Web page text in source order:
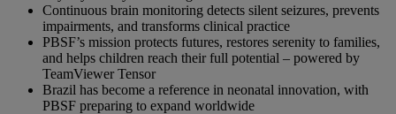
Continuous brain monitoring detects silent seizures, prevents
impairments, and transforms clinical practice
PBSF’s mission protects futures, restores serenity to families,
and helps children reach their full potential – powered by
TeamViewer Tensor
Brazil has become a reference in neonatal innovation, with
PBSF preparing to expand worldwide